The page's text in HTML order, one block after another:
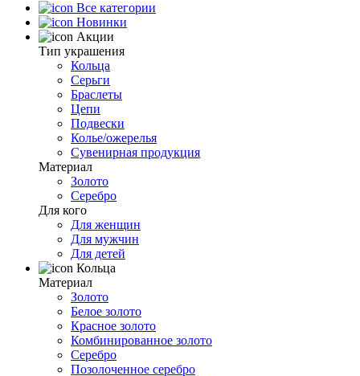
Все категории
Новинки
Акции
Тип украшения
Кольца
Серьги
Браслеты
Цепи
Подвески
Колье/ожерелья
Сувенирная продукция
Материал
Золото
Серебро
Для кого
Для женщин
Для мужчин
Для детей
Кольца
Материал
Золото
Белое золото
Красное золото
Комбинированное золото
Серебро
Позолоченное серебро